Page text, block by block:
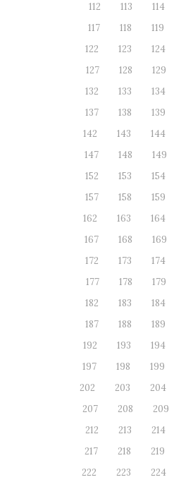
112
113 114
117
118 119
122
123 124
127
128 129
132
133 134
137
138 139
142
143 144
147
148 149
152
153 154
157
158 159
162
163 164
167
168 169
172
173 174
177
178 179
182
183 184
187
188 189
192
193 194
197
198 199
202
203 204
207
208 209
212
213 214
217
218 219
222
223 224